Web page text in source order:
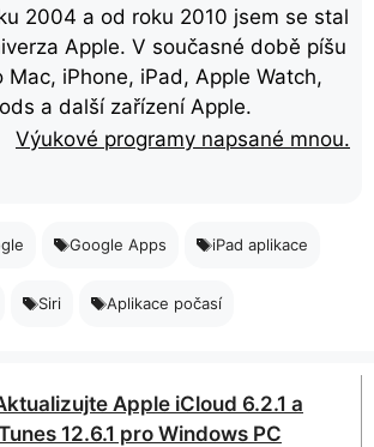
2004 a od roku 2010 jsem se stal
Apple. V současné době píšu
Mac, iPhone, iPad, Apple Watch,
a další zařízení Apple.
Výukové programy napsané mnou.
Google Apps iPad aplikace
Siri Aplikace počasí
Apple iCloud 6.2.1 a
12.6.1 pro Windows PC